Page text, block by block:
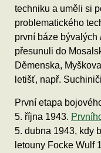
techniku a uměli si
problematického
první báze bývalých
přesunuli do
Děmenska,
letišť, např.
První etapa
5. října 1943.
5. dubna 1943, kdy
letouny Focke Wulf